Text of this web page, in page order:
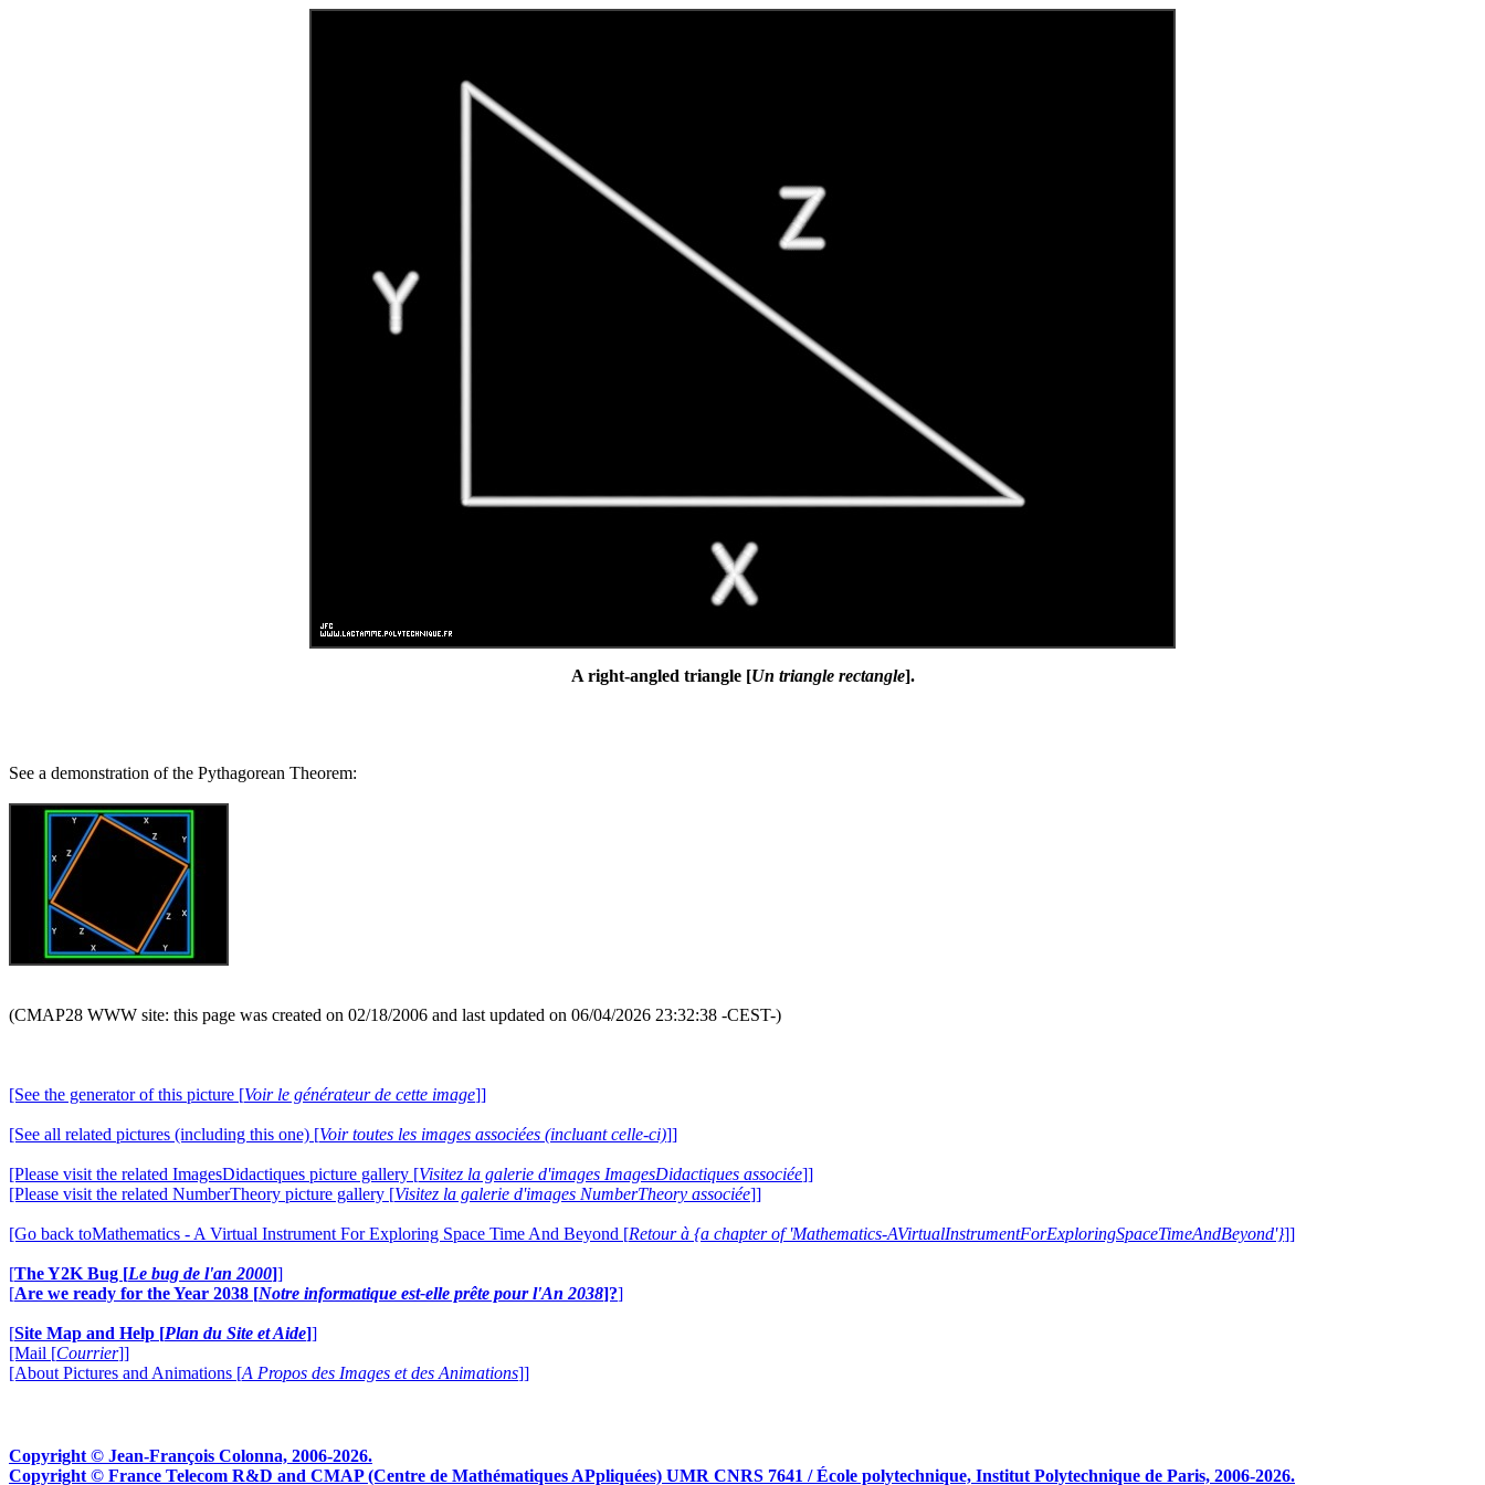
A right-angled triangle [Un triangle rectangle].
See a demonstration of the Pythagorean Theorem:
(CMAP28 WWW site: this page was created on 02/18/2006 and last updated on 06/04/2026 23:32:38 -CEST-)
[See the generator of this picture [Voir le générateur de cette image]]
[See all related pictures (including this one) [Voir toutes les images associées (incluant celle-ci)]]
[Please visit the related ImagesDidactiques picture gallery [Visitez la galerie d'images ImagesDidactiques associée]]
[Please visit the related NumberTheory picture gallery [Visitez la galerie d'images NumberTheory associée]]
[Go back toMathematics - A Virtual Instrument For Exploring Space Time And Beyond [Retour à {a chapter of 'Mathematics-AVirtualInstrumentForExploringSpaceTimeAndBeyond'}]]
[The Y2K Bug [Le bug de l'an 2000]]
[Are we ready for the Year 2038 [Notre informatique est-elle prête pour l'An 2038]?]
[Site Map and Help [Plan du Site et Aide]]
[Mail [Courrier]]
[About Pictures and Animations [A Propos des Images et des Animations]]
Copyright © Jean-François Colonna, 2006-2026.
Copyright © France Telecom R&D and CMAP (Centre de Mathématiques APpliquées) UMR CNRS 7641 / École polytechnique, Institut Polytechnique de Paris, 2006-2026.